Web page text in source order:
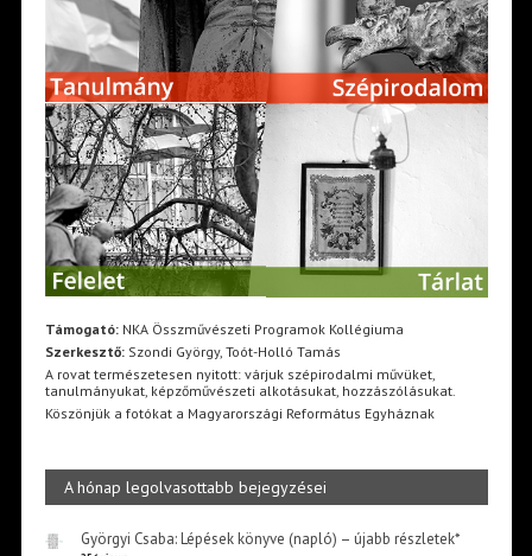
Támogató:NKA Összművészeti Programok Kollégiuma
Szerkesztő:Szondi György, Toót-Holló Tamás
A rovat természetesen nyitott: várjuk szépirodalmi művüket,
tanulmányukat, képzőművészeti alkotásukat, hozzászólásukat.
Köszönjük a fotókat a Magyarországi Református Egyháznak
A hónap legolvasottabb bejegyzései
Györgyi Csaba: Lépések könyve (napló) – újabb részletek*